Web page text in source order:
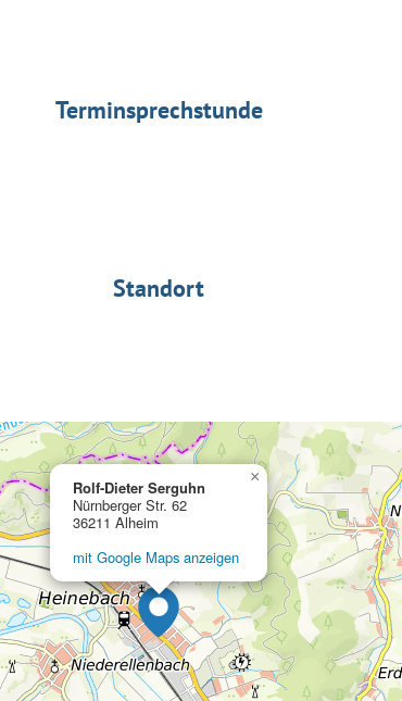
Terminsprechstunde
Standort
Rolf-Dieter Serguhn
Nürnberger Str. 62
36211 Alheim
mit Google Maps anzeigen
×